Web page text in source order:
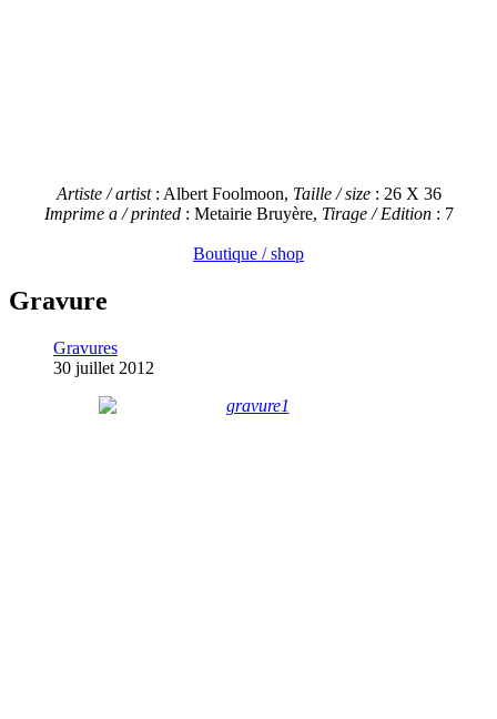
Artiste / artist: Albert Foolmoon, Taille / size: 26 X 36
Imprime a / printed: Metairie Bruyère, Tirage / Edition: 7
Boutique / shop
Gravure
Gravures
30 juillet 2012